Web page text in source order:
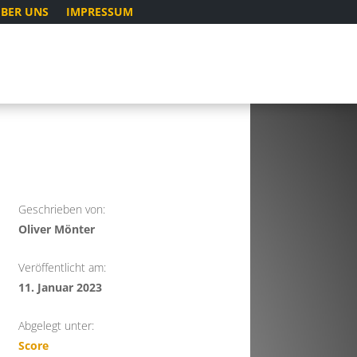
UNS IMPRESSUM
Geschrieben von:
Oliver Mönter
Veröffentlicht am:
11. Januar 2023
Abgelegt unter:
Score